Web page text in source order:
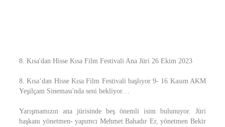
8. Kısa'dan Hisse Kısa Film Festivali Ana Jüri 26 Ekim 2023
8. Kısa’dan Hisse Kısa Film Festivali başlıyor 9- 16 Kasım AKM
Yeşilçam Sineması'nda seni bekliyor…
Yarışmamızın ana jürisinde beş önemli isim bulunuyor. Jüri
başkanı yönetmen- yapımcı Mehmet Bahadır Er, yönetmen Bekir